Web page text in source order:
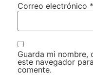
Correo electrónico *
Guarda mi
este navegador
comente.